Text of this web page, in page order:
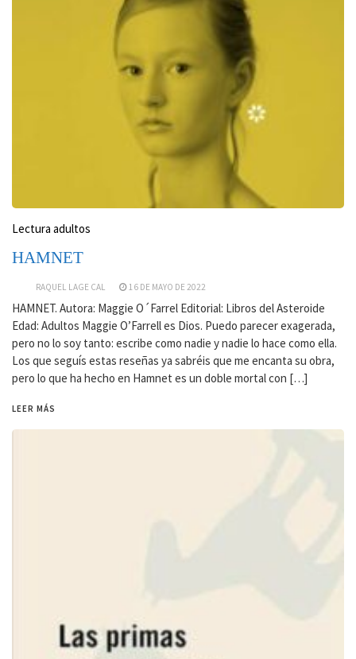
Lectura adultos
HAMNET
RAQUEL LAGE CAL 16 DE MAYO DE 2022
HAMNET. Autora: Maggie O´Farrel Editorial: Libros del Asteroide
Edad: Adultos Maggie O’Farrell es Dios. Puedo parecer exagerada,
pero no lo soy tanto: escribe como nadie y nadie lo hace como ella.
Los que seguís estas reseñas ya sabréis que me encanta su obra,
pero lo que ha hecho en Hamnet es un doble mortal con […]
LEER MÁS